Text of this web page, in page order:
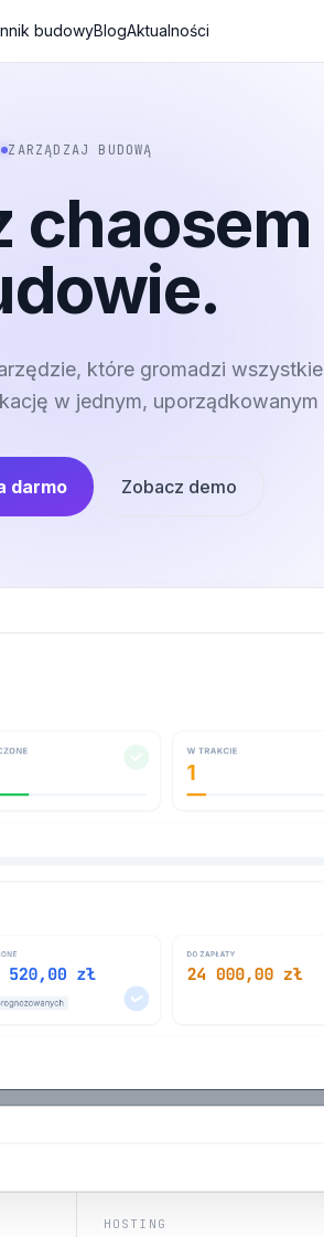
budowyBlogAktualności
ZARZĄDZAJ BUDOWĄ
chaosem
które gromadzi
w jednym, uporządkowanym
darmo Zobacz demo
HOSTING